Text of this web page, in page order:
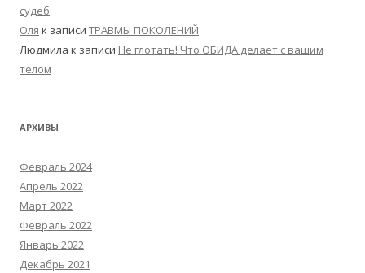
судеб
Оля к записи ТРАВМЫ ПОКОЛЕНИЙ
Людмила к записи Не глотать! Что ОБИДА делает с вашим
телом
АРХИВЫ
Февраль 2024
Апрель 2022
Март 2022
Февраль 2022
Январь 2022
Декабрь 2021